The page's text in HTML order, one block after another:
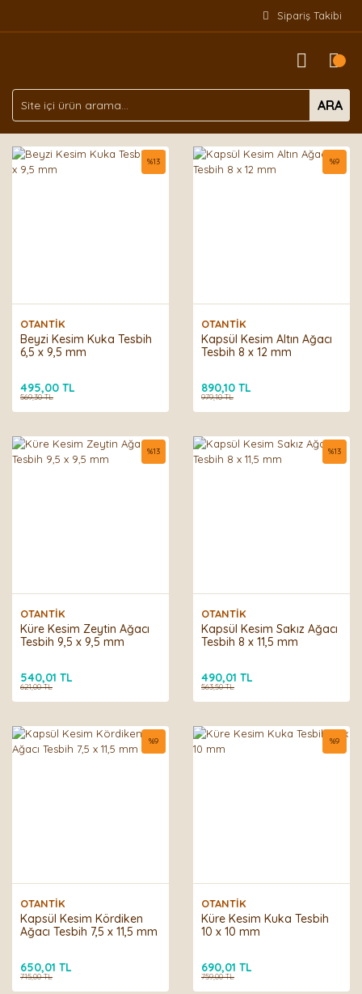
Sipariş Takibi
ARA
OTANTİK
Beyzi Kesim Kuka Tesbih
6,5 x 9,5 mm
%13
495,00 TL
569,30 TL
OTANTİK
Kapsül Kesim Altın Ağacı
Tesbih 8 x 12 mm
%9
890,10 TL
979,10 TL
OTANTİK
Küre Kesim Zeytin Ağacı
Tesbih 9,5 x 9,5 mm
%13
540,01 TL
621,00 TL
OTANTİK
Kapsül Kesim Sakız Ağacı
Tesbih 8 x 11,5 mm
%13
490,01 TL
563,50 TL
OTANTİK
Kapsül Kesim Kördiken
Ağacı Tesbih 7,5 x 11,5 mm
%9
650,01 TL
715,00 TL
OTANTİK
Küre Kesim Kuka Tesbih
10 x 10 mm
%9
690,01 TL
759,00 TL